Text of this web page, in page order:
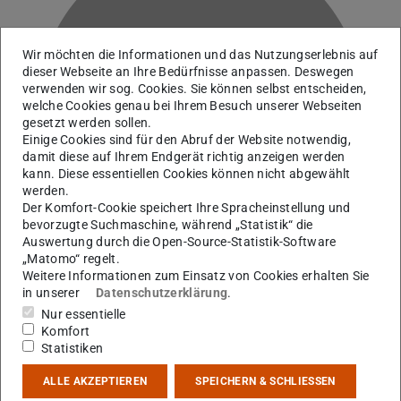
F
AG Galatyuk
Kontakt
Wir möchten die Informationen und das Nutzungserlebnis auf
dieser Webseite an Ihre Bedürfnisse anpassen. Deswegen
verwenden wir sog. Cookies. Sie können selbst entscheiden,
welche Cookies genau bei Ihrem Besuch unserer Webseiten
gesetzt werden sollen.
Einige Cookies sind für den Abruf der Website notwendig,
damit diese auf Ihrem Endgerät richtig anzeigen werden
kann. Diese essentiellen Cookies können nicht abgewählt
werden.
Der Komfort-Cookie speichert Ihre Spracheinstellung und
bevorzugte Suchmaschine, während „Statistik“ die
Auswertung durch die Open-Source-Statistik-Software
„Matomo“ regelt.
Weitere Informationen zum Einsatz von Cookies erhalten Sie
in unserer
Datenschutzerklärung.
Nur essentielle
Komfort
Statistiken
ALLE AKZEPTIEREN SPEICHERN & SCHLIESSEN